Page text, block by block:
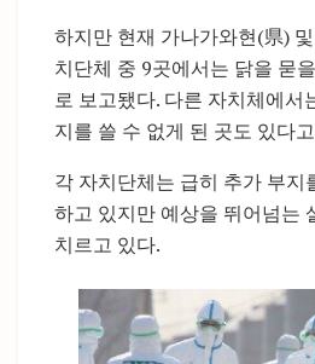
하지만 현재 가나가와현(県)
치단체 중 9곳에서는 닭을 묻
로 보고됐다. 다른 자치체에서
지를 쓸 수 없게 된 곳도 있다
각 자치단체는 급히 추가 부지
하고 있지만 예상을 뛰어넘는
치르고 있다.